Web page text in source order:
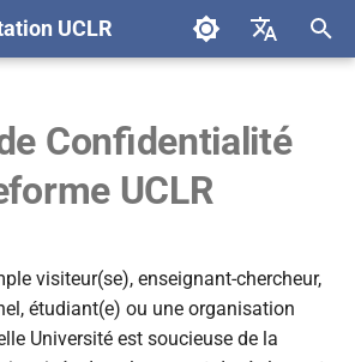
UCLR
Français
du
Confidentialité
UCLR
visiteur(se), enseignant-chercheur,
étudiant(e) ou une organisation
Université est soucieuse de la